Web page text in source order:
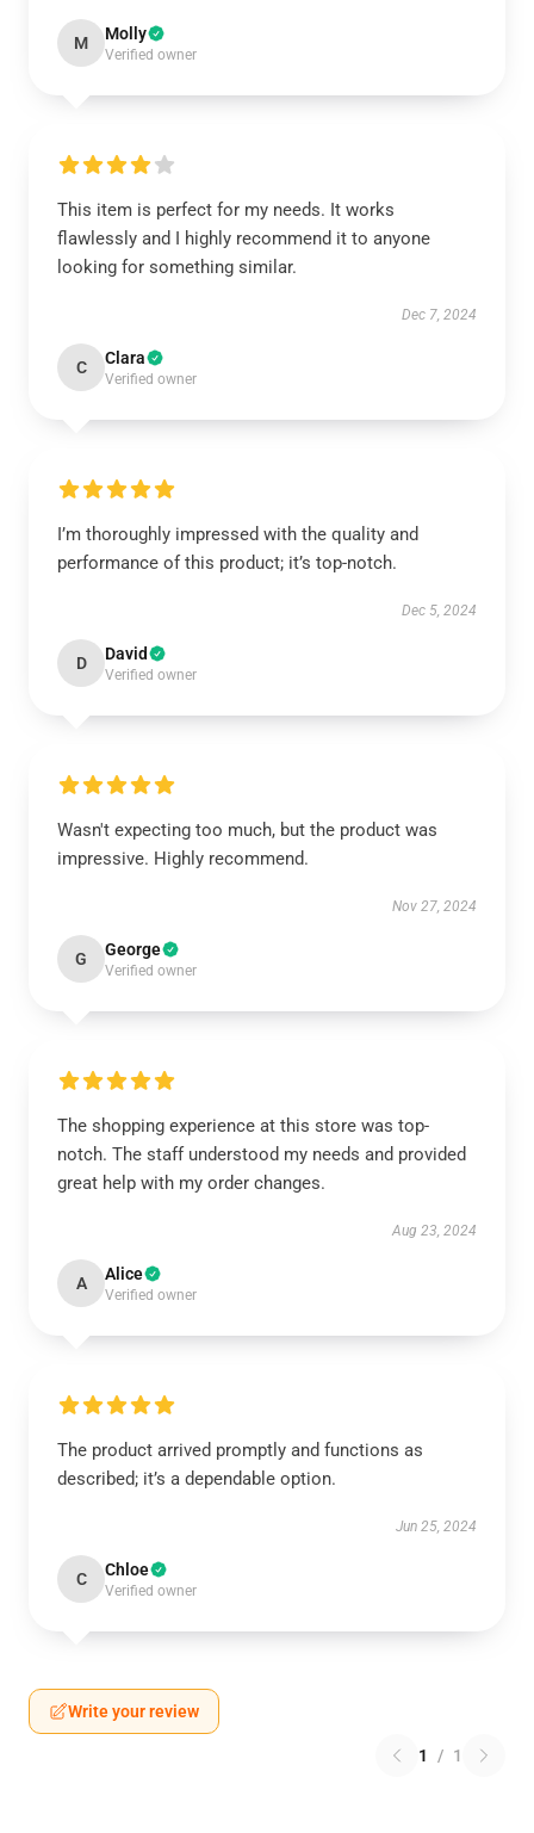
M Molly
Verified owner
This item is perfect for my needs. It works
flawlessly and I highly recommend it to anyone
looking for something similar.
Dec 7, 2024
C Clara
Verified owner
I’m thoroughly impressed with the quality and
performance of this product; it’s top-notch.
Dec 5, 2024
D David
Verified owner
Wasn't expecting too much, but the product was
impressive. Highly recommend.
Nov 27, 2024
G George
Verified owner
The shopping experience at this store was top-
notch. The staff understood my needs and provided
great help with my order changes.
Aug 23, 2024
A Alice
Verified owner
The product arrived promptly and functions as
described; it’s a dependable option.
Jun 25, 2024
C Chloe
Verified owner
Write your review
1 / 1